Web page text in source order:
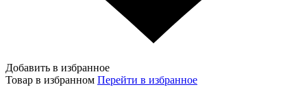
Добавить в избранное
Товар в избранном Перейти в избранное